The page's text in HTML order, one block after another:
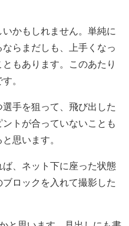
かもしれません。単純に
らまだしも、上手くなっ
もあります。このあたり
。
手を狙って、飛び出した
トが合っていないことも
思います。
、ネット下に座った状態
ロックを入れて撮影した